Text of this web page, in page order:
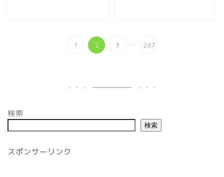
1 2 3 ... 267
検索
検索
スポンサーリンク